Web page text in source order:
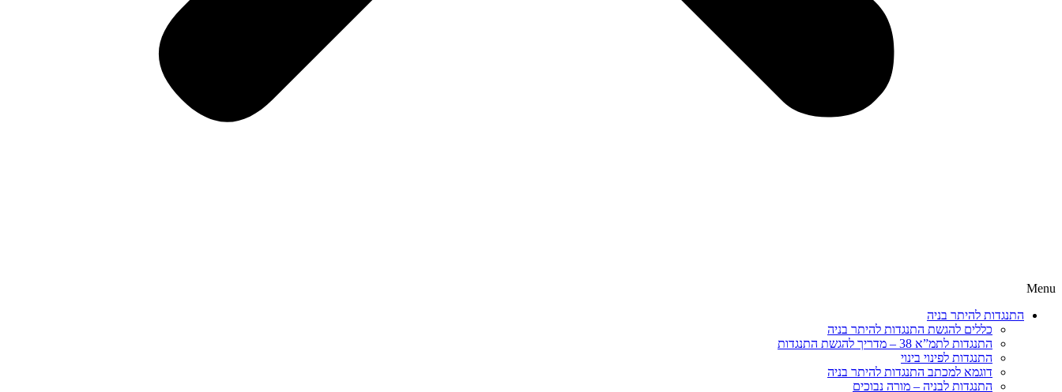
Menu
התנגדות להיתר בניה
כללים להגשת התנגדות להיתר בניה
התנגדות לתמ”א 38 – מדריך להגשת התנגדות
התנגדות לפינוי בינוי
דוגמא למכתב התנגדות להיתר בניה
התנגדות לבניה – מורה נבוכים